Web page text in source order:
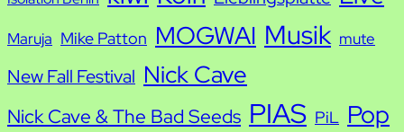
Maruja Mike Patton MOGWAI Musik mute
New Fall Festival Nick Cave
Nick Cave & The Bad Seeds PIAS PiL Pop